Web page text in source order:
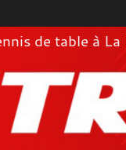
de table à